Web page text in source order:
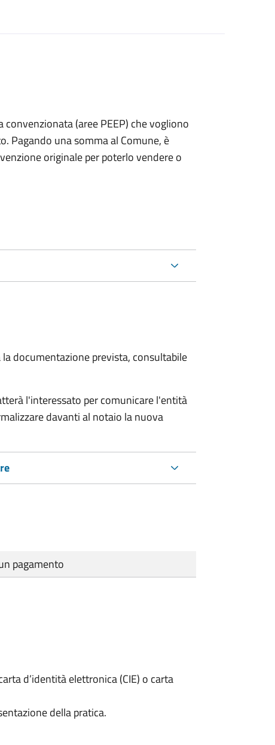
(aree PEEP) che vogliono
Pagando una somma al Comune, è
originale per poterlo vendere o
documentazione prevista, consultabile
l'interessato per comunicare l'entità
davanti al notaio la nuova
pagamento
d’identità elettronica (CIE) o carta
della pratica.